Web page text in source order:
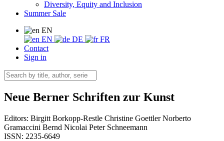
Diversity, Equity and Inclusion
Summer Sale
EN
EN
DE
FR
Contact
Sign in
Neue Berner Schriften zur Kunst
Editors: Birgitt Borkopp-Restle Christine Goettler Norberto
Gramaccini Bernd Nicolai Peter Schneemann
ISSN: 2235-6649